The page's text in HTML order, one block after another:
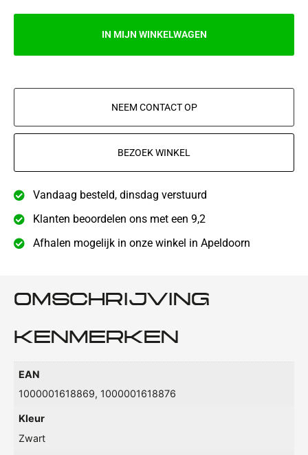
IN MIJN WINKELWAGEN
NEEM CONTACT OP
BEZOEK WINKEL
Vandaag besteld, dinsdag verstuurd
Klanten beoordelen ons met een 9,2
Afhalen mogelijk in onze winkel in Apeldoorn
OMSCHRIJVING
KENMERKEN
EAN
1000001618869, 1000001618876
Kleur
Zwart